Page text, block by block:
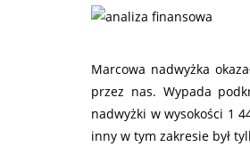
Marcowa nadwyżka
przez nas. Wypada
nadwyżki w wysokości 1
inny w tym zakresie był